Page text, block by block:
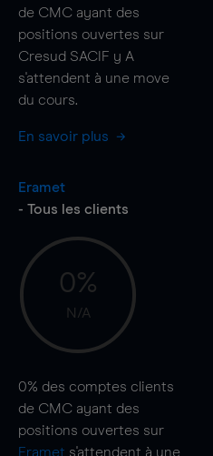
de CMC ayant des
positions ouvertes sur
Cresud SACIF y A
s'attendent à une move
du cours.
En savoir plus
Eramet
- Tous les clients
0%
N/A
0% des comptes clients
de CMC ayant des
positions ouvertes sur
Eramet s'attendent à une